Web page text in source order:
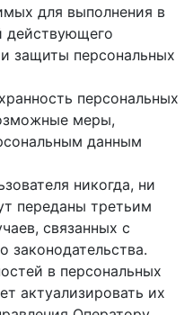
для выполнения в
действующего
защиты персональных
персональных
меры,
данным
никогда, ни
переданы третьим
связанных с
законодательства.
в персональных
актуализировать их